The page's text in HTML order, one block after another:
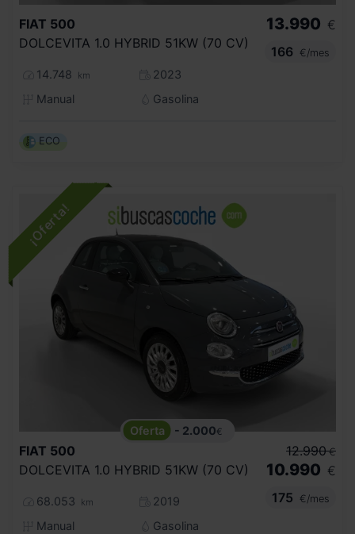
FIAT 500
DOLCEVITA 1.0 HYBRID 51KW (70 CV)
14.748 km
2023
Manual
Gasolina
13.990 €
166
€/mes
ECO
- 2.000€
FIAT 500
DOLCEVITA 1.0 HYBRID 51KW (70 CV)
68.053 km
2019
Manual
Gasolina
12.990 €
10.990 €
175
€/mes